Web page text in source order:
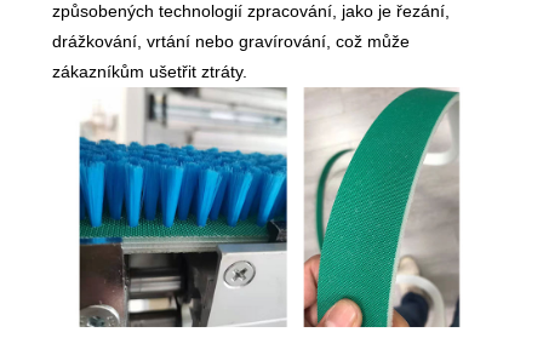
způsobených technologií zpracování, jako je řezání,
drážkování, vrtání nebo gravírování, což může
zákazníkům ušetřit ztráty.